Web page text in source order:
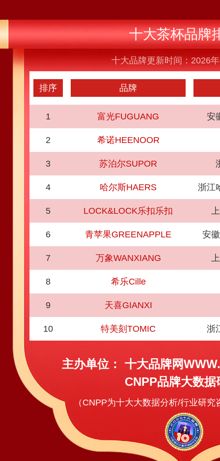
十大茶杯品牌
十大品牌更新时间：2026
排序 品牌
1 富光FUGUANG 安
2 希诺HEENOOR
3 苏泊尔SUPOR
4 哈尔斯HAERS 浙江
5 LOCK&LOCK乐扣乐扣
6 青苹果GREENAPPLE 安
7 万象WANXIANG
8 希乐Cille
9 天喜GIANXI
10 特美刻TOMIC 浙
主办单位：
十大品牌网
CNPP品牌大数据
（CNPP为十大大数据分析/行业研